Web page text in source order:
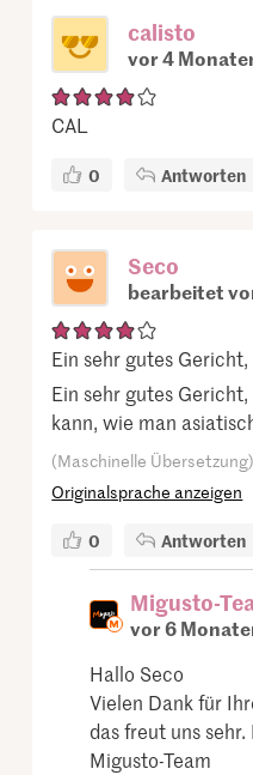
calisto
vor 4
CAL
0 Antworten
Seco
bearbeitet
Ein sehr gutes
Ein sehr gutes
kann, wie man
(Maschinelle Übersetzung)
Originalsprache anzeigen
0 Antworten
Migusto-
vor 6
Hallo Seco
Vielen Dank für
das freut uns
Migusto-Team